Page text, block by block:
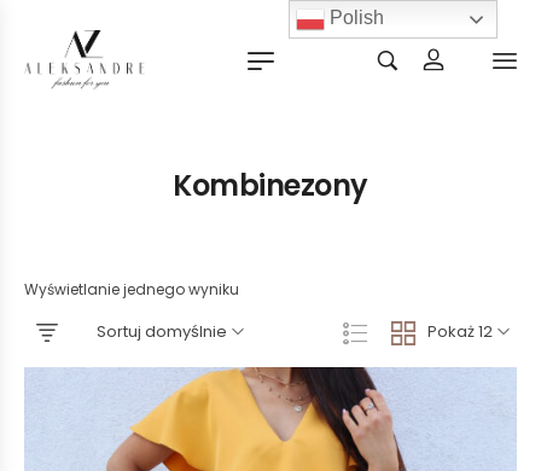
Kombinezony
Wyświetlanie jednego wyniku
Pokaż 12
Sortuj domyślnie
Polish